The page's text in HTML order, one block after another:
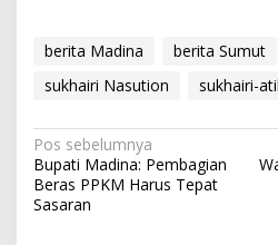
berita Madina berita Sumut
sukhairi Nasution
sukhairi-
Navigasi
pos
Pos sebelumnya
Bupati Madina: Pembagian
Beras PPKM Harus Tepat
Sasaran